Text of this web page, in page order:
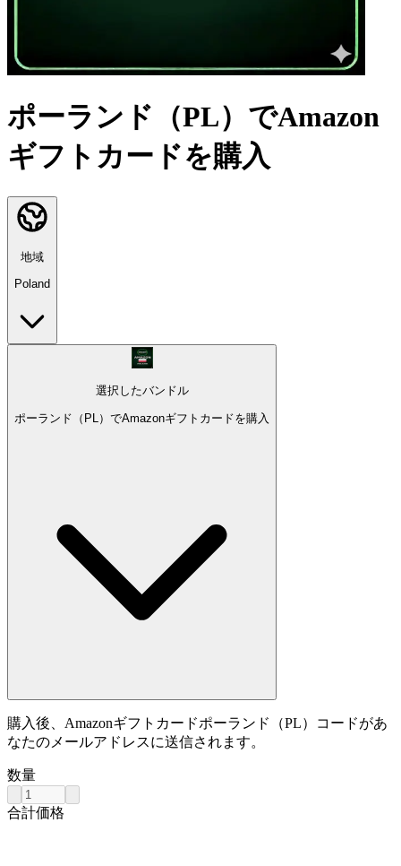
ポーランド（PL）でAmazon
ギフトカードを購入
地域
Poland
選択したバンドル
ポーランド（PL）でAmazonギフトカードを購入
購入後、Amazonギフトカードポーランド（PL）コードがあ
なたのメールアドレスに送信されます。
数量
合計価格